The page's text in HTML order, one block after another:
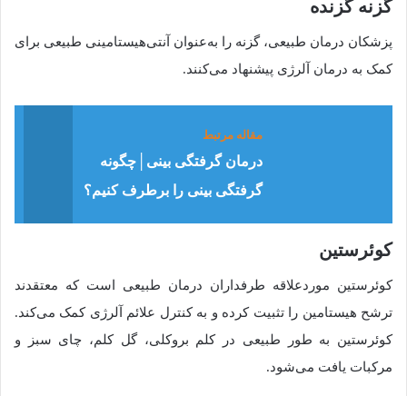
گزنه گزنده
پزشکان درمان طبیعی، گزنه را به‌عنوان آنتی‌هیستامینی طبیعی برای
کمک به درمان آلرژی پیشنهاد می‌کنند.
مقاله مرتبط
درمان گرفتگی بینی│چگونه
گرفتگی بینی را برطرف کنیم؟
کوئرستین
کوئرستین موردعلاقه طرفداران درمان طبیعی است که معتقدند
ترشح هیستامین را تثبیت کرده و به کنترل علائم آلرژی کمک می‌کند.
کوئرستین به طور طبیعی در کلم بروکلی، گل کلم، چای سبز و
مرکبات یافت می‌شود.